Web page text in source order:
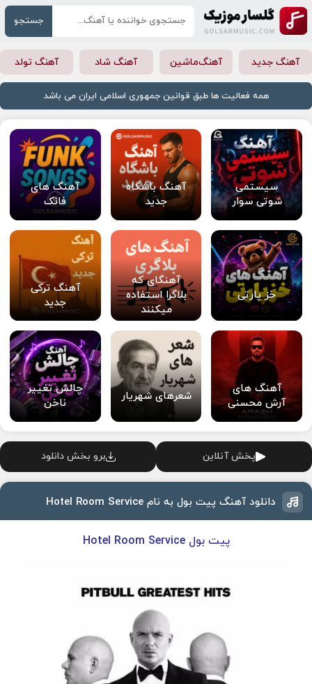
جستجو
آهنگ جدید آهنگ‌ماشین آهنگ شاد آهنگ تولد
همه فعالیت ها طبق قوانین جمهوری اسلامی ایران می باشد
سیستمی
شوتی سوار
آهنگ باشگاه
جدید
آهنگ های
فانک
خز پارتی
آهنگای که
بلاگرا استفاده
میکنند
آهنگ ترکی
جدید
آهنگ های
آرش محسنی
شعرهای شهریار
چالش تغییر
ناخن
پخش آنلاین برو بخش دانلود
دانلود آهنگ پیت بول به نام Hotel Room Service
پیت بول Hotel Room Service